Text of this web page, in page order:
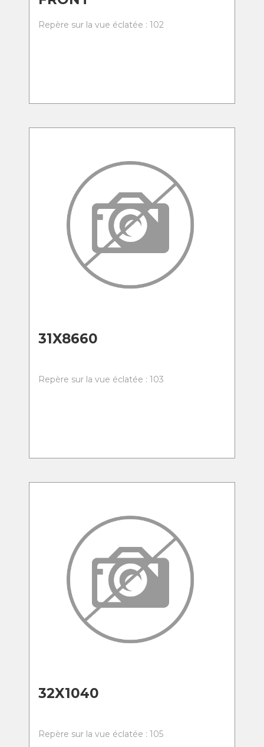
Repère sur la vue éclatée : 102
31X8660
Repère sur la vue éclatée : 103
32X1040
Repère sur la vue éclatée : 105